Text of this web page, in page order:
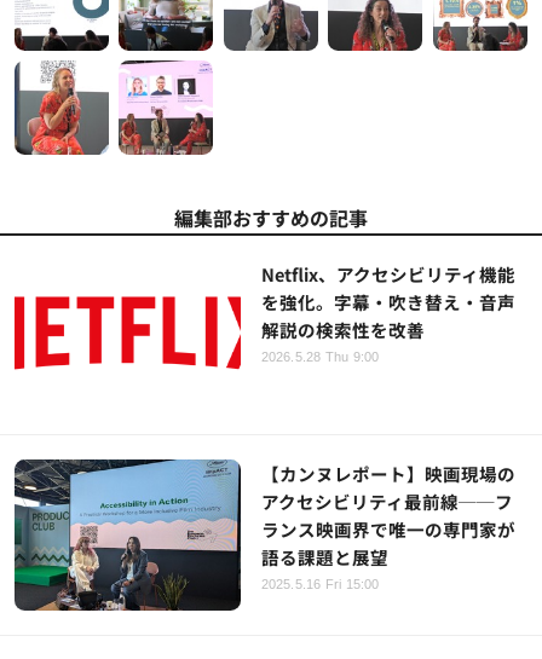
編集部おすすめの記事
Netflix、アクセシビリティ機能
を強化。字幕・吹き替え・音声
解説の検索性を改善
2026.5.28 Thu 9:00
【カンヌレポート】映画現場の
アクセシビリティ最前線──フ
ランス映画界で唯一の専門家が
語る課題と展望
2025.5.16 Fri 15:00